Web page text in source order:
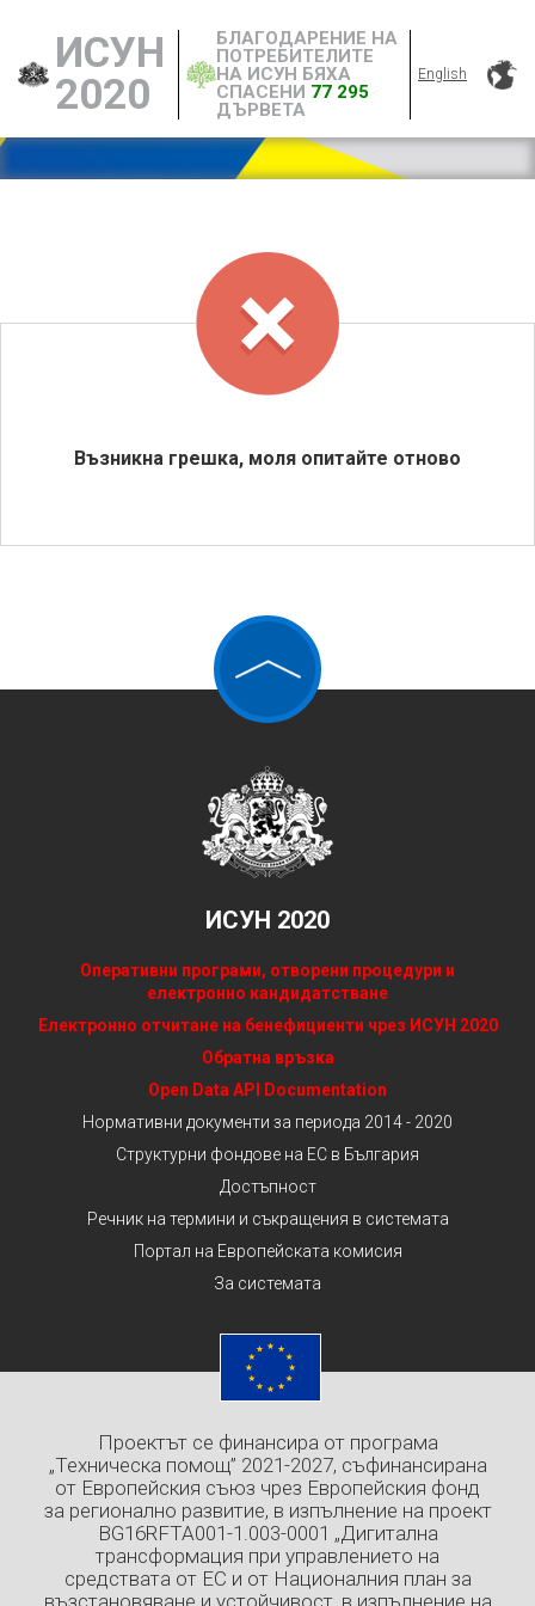
ИСУН
2020
БЛАГОДАРЕНИЕ НА
ПОТРЕБИТЕЛИТЕ
НА ИСУН БЯХА
СПАСЕНИ 77 295
ДЪРВЕТА
English
Възникна грешка, моля опитайте отново
ИСУН 2020
Оперативни програми, отворени процедури и
електронно кандидатстване
Електронно отчитане на бенефициенти чрез ИСУН 2020
Обратна връзка
Open Data API Documentation
Нормативни документи за периода 2014 - 2020
Структурни фондове на ЕС в България
Достъпност
Речник на термини и съкращения в системата
Портал на Европейската комисия
За системата
Проектът се финансира от програма
„Техническа помощ” 2021-2027, съфинансирана
от Европейския съюз чрез Европейския фонд
за регионално развитие, в изпълнение на проект
BG16RFTA001-1.003-0001 „Дигитална
трансформация при управлението на
средствата от ЕС и от Националния план за
възстановяване и устойчивост, в изпълнение на